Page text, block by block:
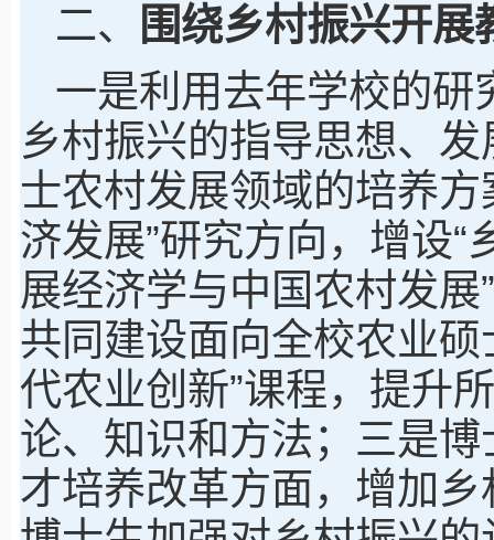
二、
围绕乡村振兴开
一是利用去年学校的研
乡村振兴的指导思想、
士农村发展领域的培养
济发展”研究方向，增设“
展经济学与中国农村发
共同建设面向全校农业
代农业创新”课程，提升
论、知识和方法；三是
才培养改革方面，增加